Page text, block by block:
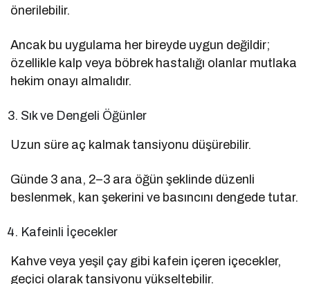
önerilebilir.
Ancak bu uygulama her bireyde uygun değildir;
özellikle kalp veya böbrek hastalığı olanlar mutlaka
hekim onayı almalıdır.
Sık ve Dengeli Öğünler
Uzun süre aç kalmak tansiyonu düşürebilir.
Günde 3 ana, 2–3 ara öğün şeklinde düzenli
beslenmek, kan şekerini ve basıncını dengede tutar.
Kafeinli İçecekler
Kahve veya yeşil çay gibi kafein içeren içecekler,
geçici olarak tansiyonu yükseltebilir.